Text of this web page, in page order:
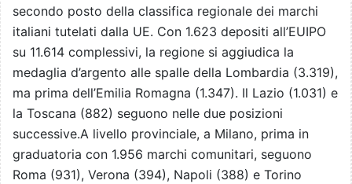
secondo posto della classifica regionale dei marchi
italiani tutelati dalla UE. Con 1.623 depositi all’EUIPO
su 11.614 complessivi, la regione si aggiudica la
medaglia d’argento alle spalle della Lombardia (3.319),
ma prima dell’Emilia Romagna (1.347). Il Lazio (1.031) e
la Toscana (882) seguono nelle due posizioni
successive.A livello provinciale, a Milano, prima in
graduatoria con 1.956 marchi comunitari, seguono
Roma (931), Verona (394), Napoli (388) e Torino